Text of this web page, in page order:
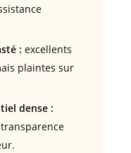
: excellents
plaintes sur
dense :